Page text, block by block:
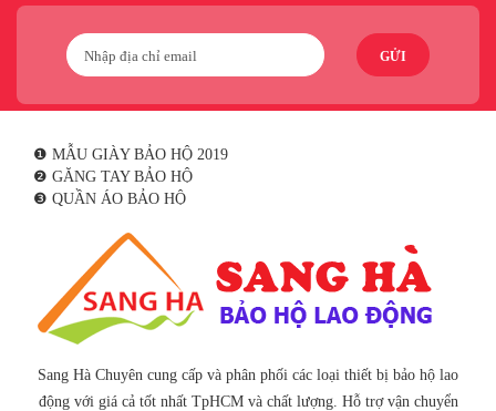
GỬI
❶ MẪU GIÀY BẢO HỘ 2019
❷ GĂNG TAY BẢO HỘ
❸ QUẦN ÁO BẢO HỘ
Sang Hà Chuyên cung cấp và phân phối các loại thiết bị bảo hộ lao
động với giá cả tốt nhất TpHCM và chất lượng. Hỗ trợ vận chuyển